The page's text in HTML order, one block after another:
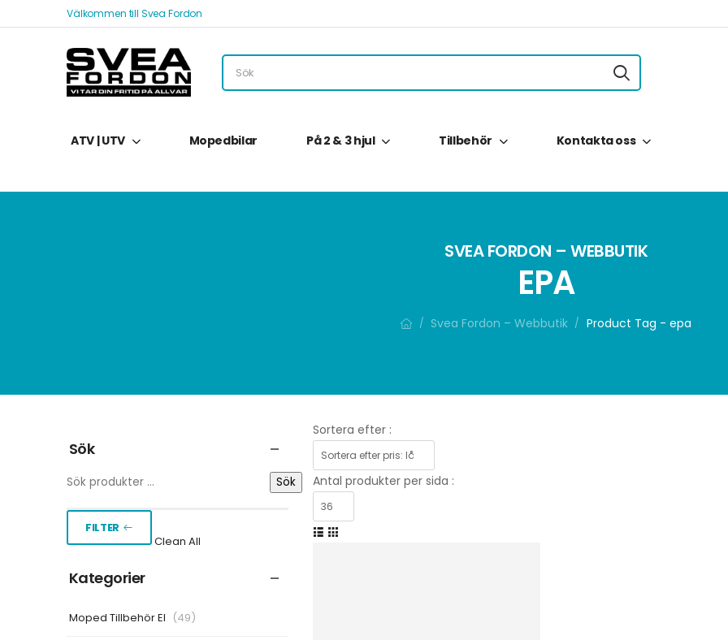
Välkommen till Svea Fordon
ATV | UTV Mopedbilar På 2 & 3 hjul Tillbehör Kontakta oss
SVEA FORDON – WEBBUTIK
EPA
/ Svea Fordon – Webbutik / Product Tag - epa
Sök
Sök
FILTER
Clean All
Kategorier
Moped Tillbehör El (49)
Sortera efter :
Antal produkter per sida :